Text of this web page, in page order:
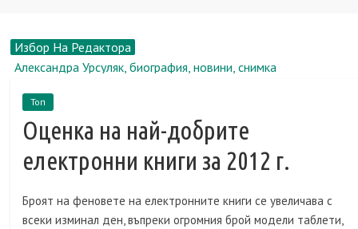
Избор На Редактора
Александра Урсуляк, биография, новини, снимка
рентгенова единица за употреба
Шавкат Мирзиаев, биография, новини, снимка
Безплатно или не - това е въпросът
Константин Адаев, биография, новини, снимка
Топ
Оценка на най-добрите
електронни книги за 2012 г.
Броят на феновете на електронните книги се увеличава с
всеки изминал ден, въпреки огромния брой модели таблети,